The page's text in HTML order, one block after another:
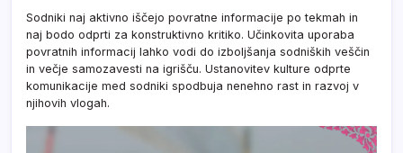
Sodniki naj aktivno iščejo povratne informacije po tekmah in
naj bodo odprti za konstruktivno kritiko. Učinkovita uporaba
povratnih informacij lahko vodi do izboljšanja sodniških veščin
in večje samozavesti na igrišču. Ustanovitev kulture odprte
komunikacije med sodniki spodbuja nenehno rast in razvoj v
njihovih vlogah.